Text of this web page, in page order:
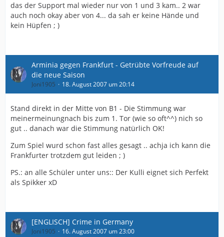
das der Support mal wieder nur von 1 und 3 kam.. 2 war
auch noch okay aber von 4... da sah er keine Hände und
kein Hüpfen ; )
Arminia gegen Frankfurt - Getrübte Vorfreude auf
die neue Saison
Joni1905 18. August 2007 um 20:14
Stand direkt in der Mitte von B1 - Die Stimmung war
meinermeinungnach bis zum 1. Tor (wie so oft^^) nich so
gut .. danach war die Stimmung natürlich OK!
Zum Spiel wurd schon fast alles gesagt .. achja ich kann die
Frankfurter trotzdem gut leiden ; )
PS.: an alle Schüler unter uns:: Der Kulli eignet sich Perfekt
als Spikker xD
[ENGLISCH] Crime in Germany
Joni1905 16. August 2007 um 23:00